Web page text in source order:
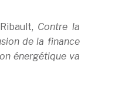
Contre la
de la finance
énergétique va